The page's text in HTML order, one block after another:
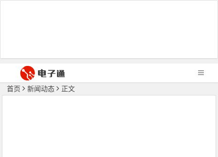
首页 新闻动态 正文